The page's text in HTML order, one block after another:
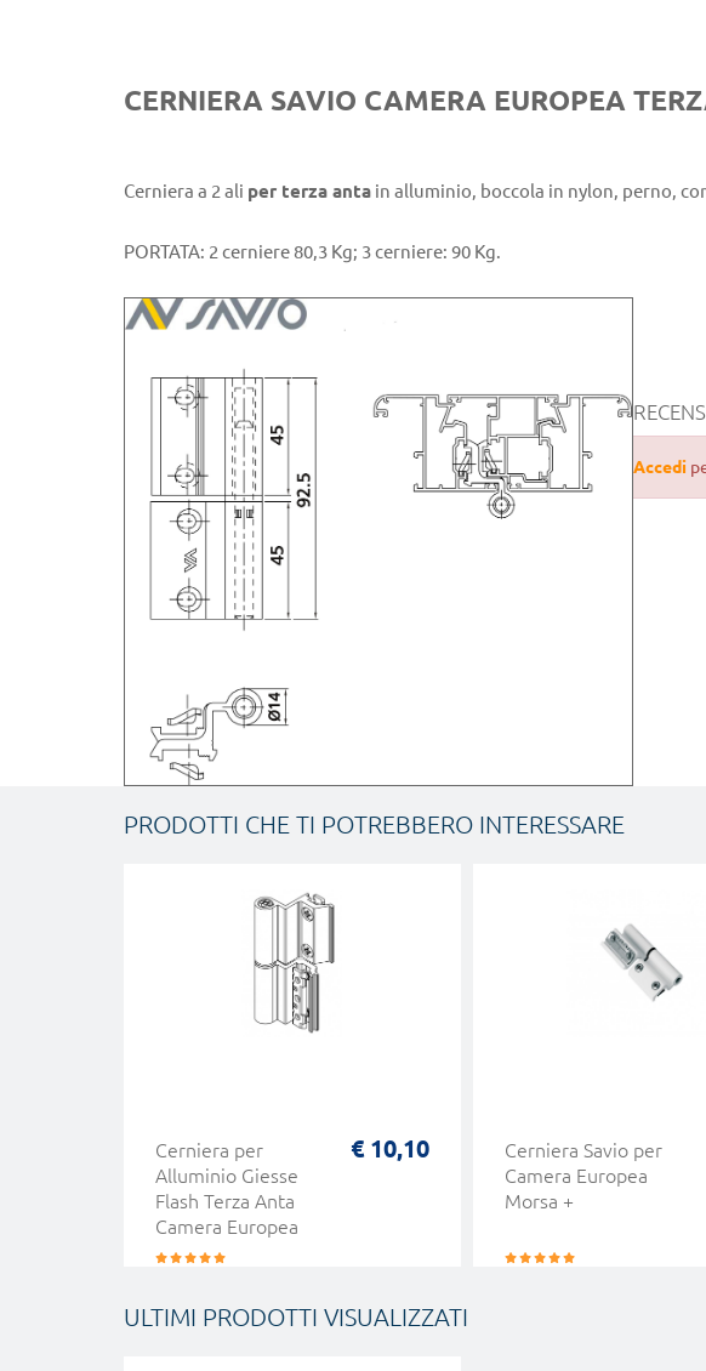
CERNIERA SAVIO CAMERA EUROPEA
Cerniera a 2 ali per terza anta in alluminio, boccola in nylon, perno,
PORTATA: 2 cerniere 80,3 Kg; 3 cerniere: 90 Kg.
Accedi
PRODOTTI CHE TI POTREBBERO INTERESSARE
Cerniera per
Alluminio Giesse
Flash Terza Anta
Camera Europea
€ 10,10
Cerniera Savio per
Camera Europea
Morsa +
ULTIMI PRODOTTI VISUALIZZATI